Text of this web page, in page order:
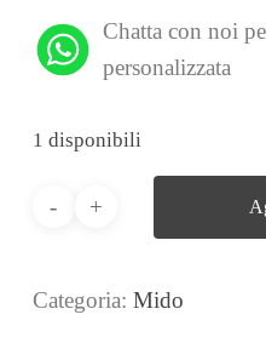
Chatta con noi
personalizzata
1 disponibili
Categoria: Mido